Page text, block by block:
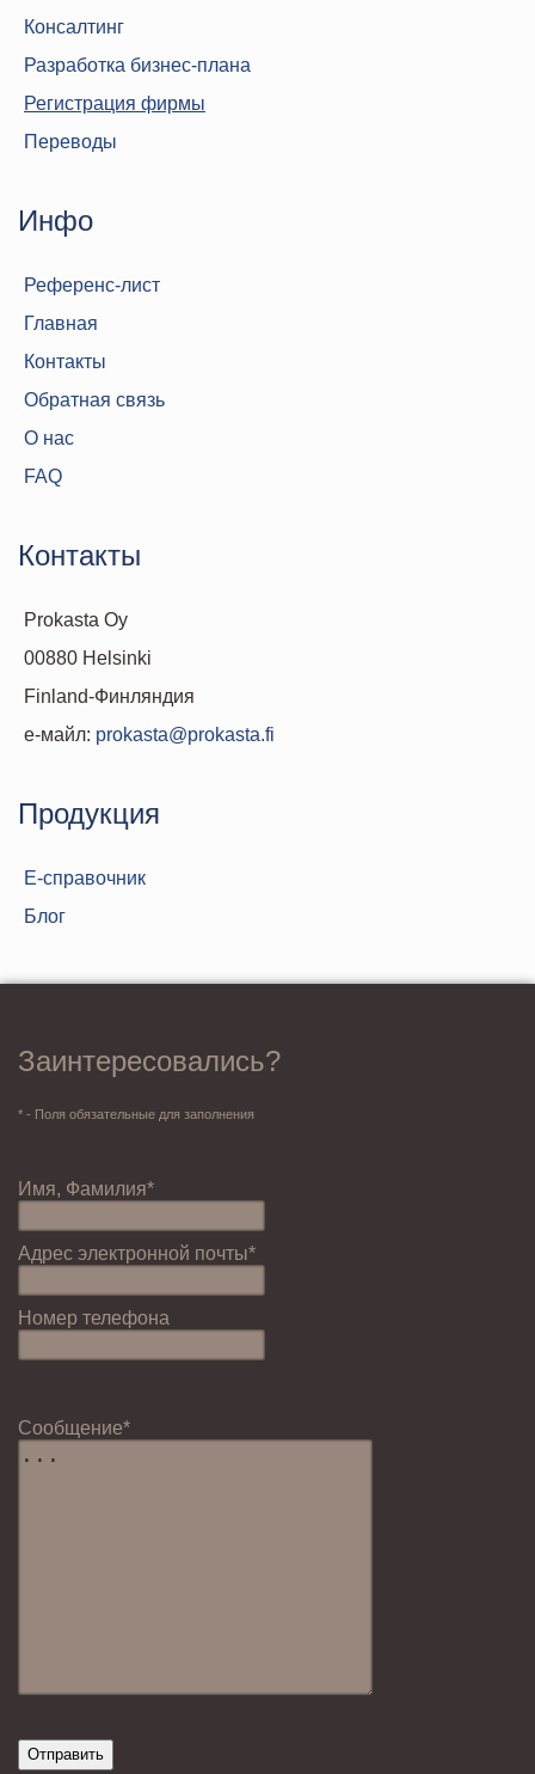
Консалтинг
Разработка бизнес-плана
Регистрация фирмы
Переводы
Инфо
Референс-лист
Главная
Контакты
Обратная связь
О нас
FAQ
Контакты
Prokasta Oy
00880 Helsinki
Finland-Финляндия
е-майл: prokasta@prokasta.fi
Продукция
Е-справочник
Блог
Заинтересовались?
* - Поля обязательные для заполнения
Имя, Фамилия*
Адрес электронной почты*
Номер телефона
Cообщение*